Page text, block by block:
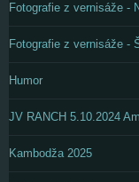
Fotografie z vernisáže -
Fotografie z vernisáže -
Humor
JV RANCH 5.10.2024
Kambodža 2025